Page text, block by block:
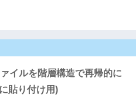
イルを階層構造で再帰的に
貼り付け用)